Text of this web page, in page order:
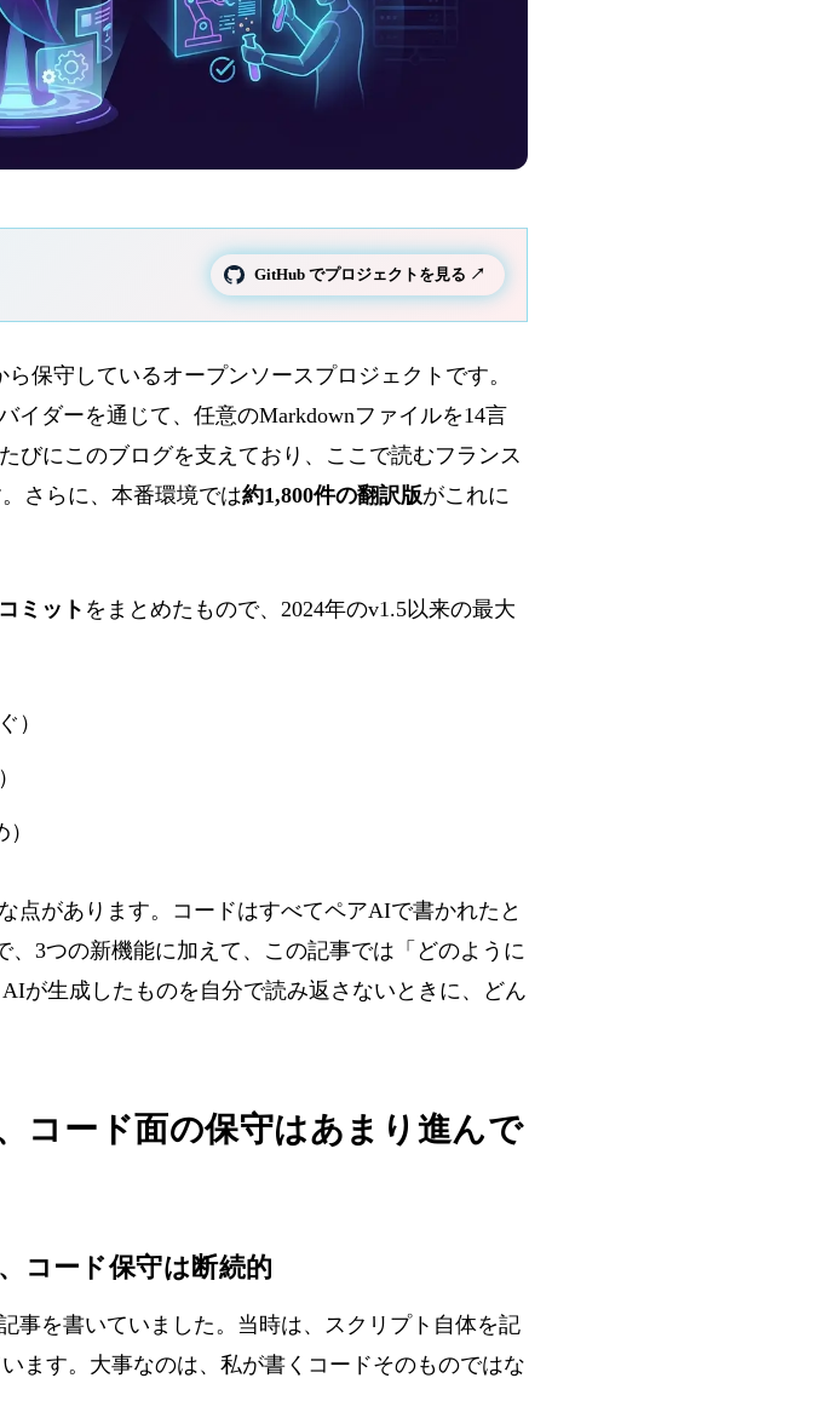
GitHub でプロジェクトを見る ↗
ら保守しているオープンソースプロジェクトです。
イダーを通じて、任意のMarkdownファイルを14言
びにこのブログを支えており、ここで読むフランス
さらに、本番環境では約1,800件の翻訳版がこれに
ミット をまとめたもので、2024年のv1.5以来の最大
）
点があります。コードはすべてペアAIで書かれたと
3つの新機能に加えて、この記事では「どのように
が生成したものを自分で読み返さないときに、どん
コード面の保守はあまり進んで
コード保守は断続的
事を書いていました。当時は、スクリプト自体を記
ます。大事なのは、私が書くコードそのものではな